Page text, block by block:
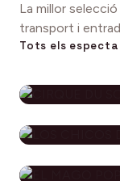
La millor
transport i
Tots els
CIRQUE
LOS